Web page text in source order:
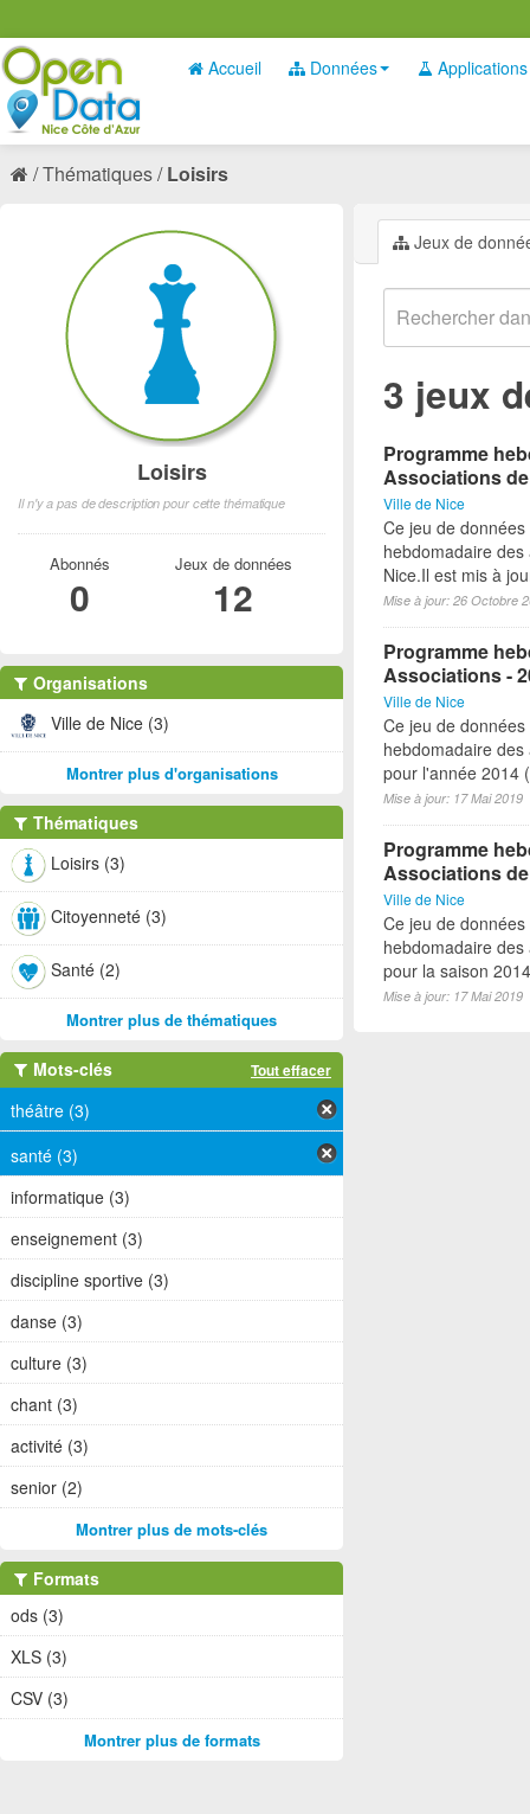
Accueil Données Applications
Thématiques Loisirs
Jeux de
3 jeux
Programme
Associations
Ville de Nice
Ce jeu de
hebdomadaire
Nice.Il est mis à
Mise à jour: 26 Octobre
Programme
Associations -
Ville de Nice
Ce jeu de
hebdomadaire
pour l'année 2014
Mise à jour: 17 Mai 2019
Programme
Associations
Ville de Nice
Ce jeu de
hebdomadaire
pour la saison
Mise à jour: 17 Mai 2019
Loisirs
Il n'y a pas de description pour cette thématique
Abonnés
0
Jeux de données
12
Organisations
Ville de Nice (3)
Montrer plus d'organisations
Thématiques
Loisirs (3)
Citoyenneté (3)
Santé (2)
Montrer plus de thématiques
Mots-clés Tout effacer
théâtre (3)
santé (3)
informatique (3)
enseignement (3)
discipline sportive (3)
danse (3)
culture (3)
chant (3)
activité (3)
senior (2)
Montrer plus de mots-clés
Formats
ods (3)
XLS (3)
CSV (3)
Montrer plus de formats